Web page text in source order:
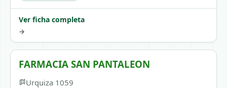
Ver ficha completa
→
FARMACIA SAN PANTALEON
Urquiza 1059